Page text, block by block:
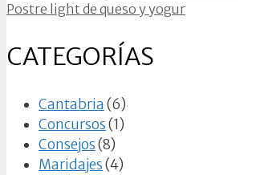
Postre light de queso y yogur
CATEGORÍAS
Cantabria(6)
Concursos(1)
Consejos(8)
Maridajes(4)